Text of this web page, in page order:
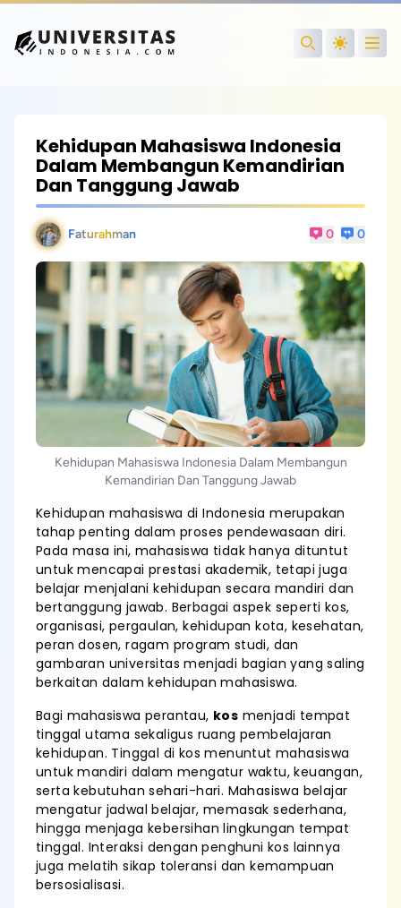
Search
Kehidupan Mahasiswa Indonesia
Dalam Membangun Kemandirian
Dan Tanggung Jawab
Faturahman 0 0
Kehidupan Mahasiswa Indonesia Dalam Membangun
Kemandirian Dan Tanggung Jawab
Kehidupan mahasiswa di Indonesia merupakan
tahap penting dalam proses pendewasaan diri.
Pada masa ini, mahasiswa tidak hanya dituntut
untuk mencapai prestasi akademik, tetapi juga
belajar menjalani kehidupan secara mandiri dan
bertanggung jawab. Berbagai aspek seperti kos,
organisasi, pergaulan, kehidupan kota, kesehatan,
peran dosen, ragam program studi, dan
gambaran universitas menjadi bagian yang saling
berkaitan dalam kehidupan mahasiswa.
Bagi mahasiswa perantau, kos menjadi tempat
tinggal utama sekaligus ruang pembelajaran
kehidupan. Tinggal di kos menuntut mahasiswa
untuk mandiri dalam mengatur waktu, keuangan,
serta kebutuhan sehari-hari. Mahasiswa belajar
mengatur jadwal belajar, memasak sederhana,
hingga menjaga kebersihan lingkungan tempat
tinggal. Interaksi dengan penghuni kos lainnya
juga melatih sikap toleransi dan kemampuan
bersosialisasi.